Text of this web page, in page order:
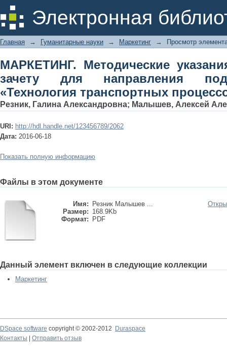
Электронная
МАРКЕТИНГ. Методические
подготовки 23.03.01 «Технология
Главная → Гуманитарные науки → Маркетинг → Просмотр
МАРКЕТИНГ. Методические
зачету для направления
«Технология транспортных
Резник, Галина Александровна; Малышев, Алексей
URI: http://hdl.handle.net/123456789/2062
Дата: 2016-06-18
Показать полную информацию
Файлы в этом документе
Имя:
Резник Малышев ...
Размер: 168.9Kb
Формат:
PDF
Данный элемент включен в следующие коллекции
Маркетинг
DSpace software copyright © 2002-2012
Duraspace
Контакты
Отправить отзыв